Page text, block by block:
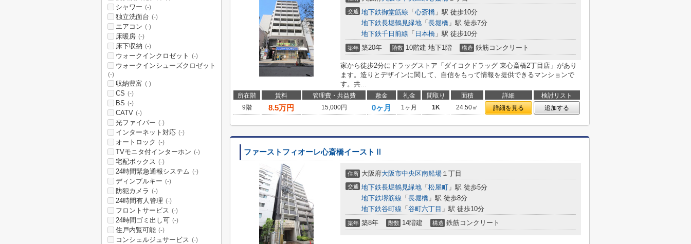
交通 地下鉄御堂筋線 「 心斎橋 」駅 徒歩10分
地下鉄長堀鶴見緑地 「 長堀橋 」駅 徒歩7分
地下鉄千日前線 「 日本橋 」駅 徒歩10分
築年 築20年 階数 10階建 地下1階 構造 鉄筋コンクリート
家から徒歩2分にドラッグストア「ダイコクドラッグ 東心斎橋2丁目店」があり
ます。造りとデザインに関して、自信をもって情報を提供できるマンションで
す。共...
所在階 賃料 管理費・共益費 敷金 礼金 間取り 面積 詳細
検討リスト
9階
8.5万円 15,000円 0ヶ月 1ヶ月 1K 24.50㎡ 詳細を見る 追加する
ファーストフィオーレ心斎橋イーストⅡ
住所 大阪府大阪市中央区南船場 １丁目
交通 地下鉄長堀鶴見緑地 「 松屋町 」駅 徒歩5分
地下鉄堺筋線 「 長堀橋 」駅 徒歩8分
地下鉄谷町線 「 谷町六丁目 」駅 徒歩10分
築年 築8年 階数 14階建 構造 鉄筋コンクリート
シャワー (-)
独立洗面台 (-)
エアコン (-)
床暖房 (-)
床下収納 (-)
ウォークインクロゼット (-)
ウォークインシューズクロゼット
(-)
収納豊富 (-)
CS (-)
BS (-)
CATV (-)
光ファイバー (-)
インターネット対応 (-)
オートロック (-)
TVモニタ付インターホン (-)
宅配ボックス (-)
24時間緊急通報システム (-)
ディンプルキー (-)
防犯カメラ (-)
24時間有人管理 (-)
フロントサービス (-)
24時間ゴミ出し可 (-)
住戸内覧可能 (-)
コンシェルジュサービス (-)